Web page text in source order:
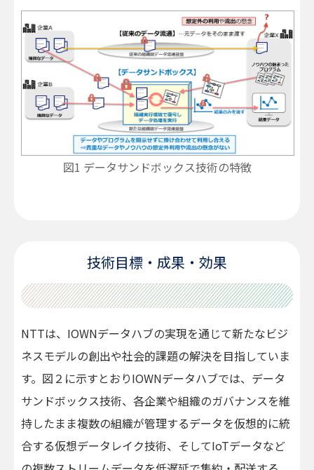
図1 データサンドボックス技術の特徴
技術目標・成果・効果
NTTは、IOWNデータハブの実現を通じて新たなビジ
ネスモデルの創出や社会的課題の解決を目指していま
す。図２に示すとおりIOWNデータハブでは、データ
サンドボックス技術、各企業や組織のガバナンスを維
持したまま複数の組織が管理するデータを仮想的に統
合する仮想データレイク技術、そしてIoTデータなど